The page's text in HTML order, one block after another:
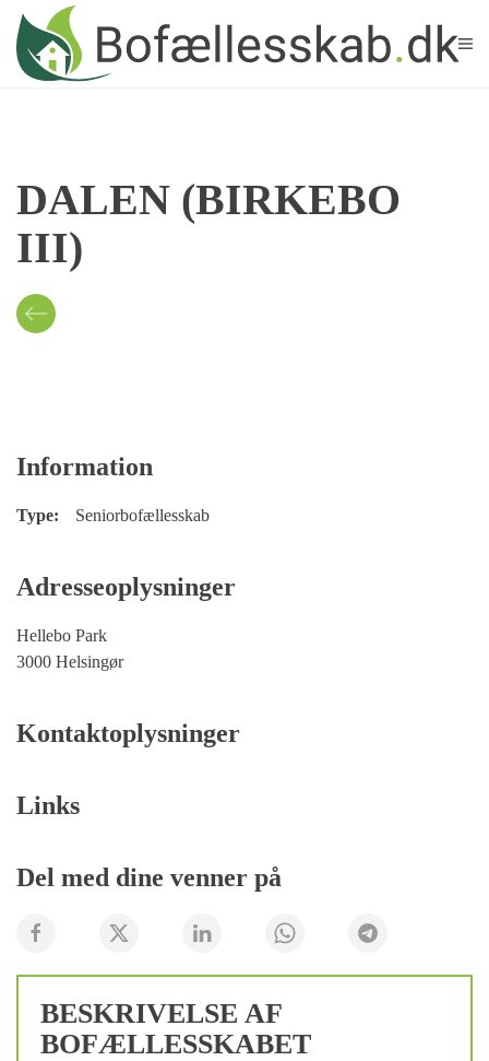
Skip to main content
DALEN (BIRKEBO
III)
Information
Type: Seniorbofællesskab
Adresseoplysninger
Hellebo Park
3000 Helsingør
Kontaktoplysninger
Links
Del med dine venner på
BESKRIVELSE AF
BOFÆLLESSKABET